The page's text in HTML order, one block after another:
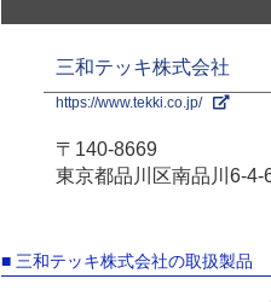
三和テッキ株式会社
https://www.tekki.co.jp/
〒140-8669
東京都品川区南品川6-4-
■ 三和テッキ株式会社の取扱製品